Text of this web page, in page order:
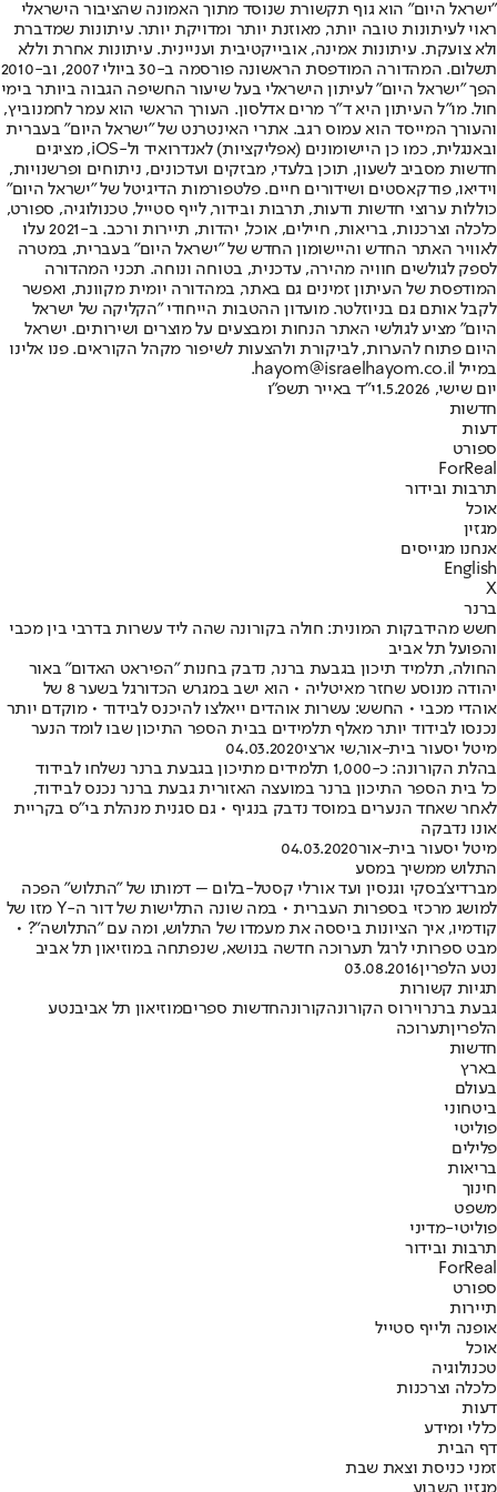
"ישראל היום" הוא גוף תקשורת שנוסד מתוך האמונה שהציבור הישראלי
ראוי לעיתונות טובה יותר, מאוזנת יותר ומדויקת יותר. עיתונות שמדברת
ולא צועקת. עיתונות אמינה, אובייקטיבית ועניינית. עיתונות אחרת וללא
תשלום. המהדורה המודפסת הראשונה פורסמה ב-30 ביולי 2007, וב-2010
הפך "ישראל היום" לעיתון הישראלי בעל שיעור החשיפה הגבוה ביותר בימי
חול. מו"ל העיתון היא ד"ר מרים אדלסון. העורך הראשי הוא עמר לחמנוביץ,
והעורך המייסד הוא עמוס רגב. אתרי האינטרנט של "ישראל היום" בעברית
ובאנגלית, כמו כן היישומונים (אפליקציות) לאנדרואיד ול-iOS, מציגים
חדשות מסביב לשעון, תוכן בלעדי, מבזקים ועדכונים, ניתוחים ופרשנויות,
וידיאו, פודקאסטים ושידורים חיים. פלטפורמות הדיגיטל של "ישראל היום"
כוללות ערוצי חדשות ודעות, תרבות ובידור, לייף סטייל, טכנולוגיה, ספורט,
כלכלה וצרכנות, בריאות, חיילים, אוכל, יהדות, תיירות ורכב. ב-2021 עלו
לאוויר האתר החדש והיישומון החדש של "ישראל היום" בעברית, במטרה
לספק לגולשים חוויה מהירה, עדכנית, בטוחה ונוחה. תכני המהדורה
המודפסת של העיתון זמינים גם באתר, במהדורה יומית מקוונת, ואפשר
לקבל אותם גם בניוזלטר. מועדון ההטבות הייחודי "הקליקה של ישראל
היום" מציע לגולשי האתר הנחות ומבצעים על מוצרים ושירותים. ישראל
היום פתוח להערות, לביקורת ולהצעות לשיפור מקהל הקוראים. פנו אלינו
במייל hayom@israelhayom.co.il.
יום שישי, 1.5.2026
י"ד באייר תשפ"ו
חדשות
דעות
ספורט
ForReal
תרבות ובידור
אוכל
מגזין
אנחנו מגייסים
English
X
ברנר
חשש מהידבקות המונית: חולה בקורונה שהה ליד עשרות בדרבי בין מכבי
והפועל תל אביב
החולה, תלמיד תיכון בגבעת ברנר, נדבק בחנות "הפיראט האדום" באור
יהודה מנוסע שחזר מאיטליה • הוא ישב במגרש הכדורגל בשער 8 של
אוהדי מכבי • החשש: עשרות אוהדים ייאלצו להיכנס לבידוד • מוקדם יותר
נכנסו לבידוד יותר מאלף תלמידים בבית הספר התיכון שבו לומד הנער
מיטל יסעור בית-אור,שי ארצי04.03.2020
בהלת הקורונה: כ-1,000 תלמידים מתיכון בגבעת ברנר נשלחו לבידוד
כל בית הספר התיכון ברנר במועצה האזורית גבעת ברנר נכנס לבידוד,
לאחר שאחד הנערים במוסד נדבק בנגיף • גם סגנית מנהלת בי"ס בקריית
אונו נדבקה
מיטל יסעור בית-אור04.03.2020
התלוש ממשיך במסע
מברדיצ'בסקי וגנסין ועד אורלי קסטל-בלום – דמותו של "התלוש" הפכה
למושג מרכזי בספרות העברית • במה שונה התלישות של דור ה-Y מזו של
קודמיו, איך הציונות ביססה את מעמדו של התלוש, ומה עם "התלושה"? •
מבט ספרותי לרגל תערוכה חדשה בנושא, שנפתחה במוזיאון תל אביב
נטע הלפרין03.08.2016
תגיות קשורות
גבעת ברנרוירוס הקורונהקורונהחדשות ספריםמוזיאון תל אביבנטע
הלפריןתערוכה
חדשות
בארץ
בעולם
ביטחוני
פוליטי
פלילים
בריאות
חינוך
משפט
פוליטי-מדיני
תרבות ובידור
ForReal
ספורט
תיירות
אופנה ולייף סטייל
אוכל
טכנולוגיה
כלכלה וצרכנות
דעות
כללי ומידע
דף הבית
זמני כניסת וצאת שבת